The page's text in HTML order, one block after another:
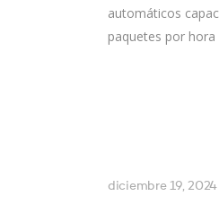
automáticos
paquetes por
diciembre 19, 2024